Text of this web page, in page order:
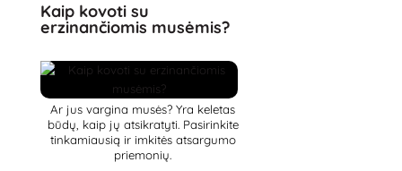
Kaip kovoti su
erzinančiomis musėmis?
Ar jus vargina musės? Yra keletas
būdų, kaip jų atsikratyti. Pasirinkite
tinkamiausią ir imkitės atsargumo
priemonių.